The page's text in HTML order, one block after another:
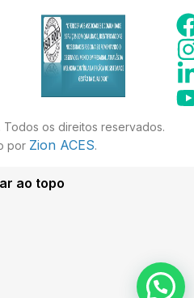
Todos os direitos reservados.
por Zion ACES.
ao topo